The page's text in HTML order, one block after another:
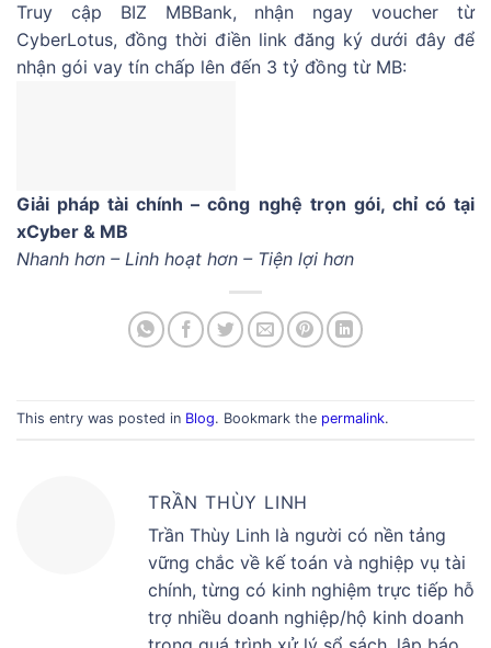
Truy cập BIZ MBBank, nhận ngay voucher từ
CyberLotus, đồng thời điền link đăng ký dưới đây để
nhận gói vay tín chấp lên đến 3 tỷ đồng từ MB:
Giải pháp tài chính – công nghệ trọn gói, chỉ có tại
xCyber & MB
Nhanh hơn – Linh hoạt hơn – Tiện lợi hơn
This entry was posted in Blog. Bookmark the permalink.
TRẦN THÙY LINH
Trần Thùy Linh là người có nền tảng
vững chắc về kế toán và nghiệp vụ tài
chính, từng có kinh nghiệm trực tiếp hỗ
trợ nhiều doanh nghiệp/hộ kinh doanh